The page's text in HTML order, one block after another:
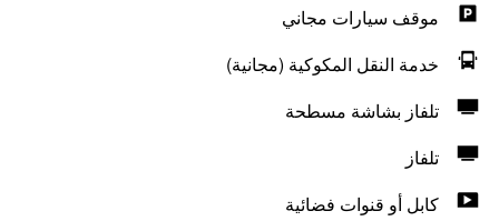
موقف سيارات مجاني
خدمة النقل المكوكية (مجانية)
تلفاز بشاشة مسطحة
تلفاز
كابل أو قنوات فضائية